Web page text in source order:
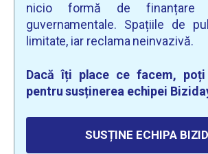
nicio formă de finanțare
guvernamentale. Spațiile de
limitate, iar reclama neinvazivă.
Dacă îți place ce facem,
pentru susținerea echipei
SUSȚINE ECHIPA